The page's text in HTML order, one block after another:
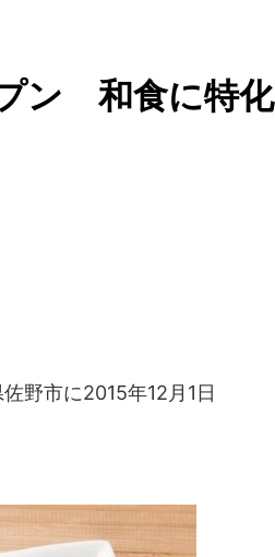
ン 和食に特化
野市に2015年12月1日